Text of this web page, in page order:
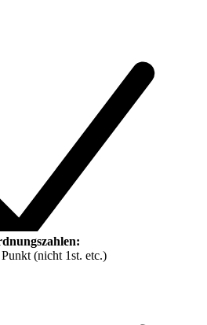
(nicht 1st. etc.)